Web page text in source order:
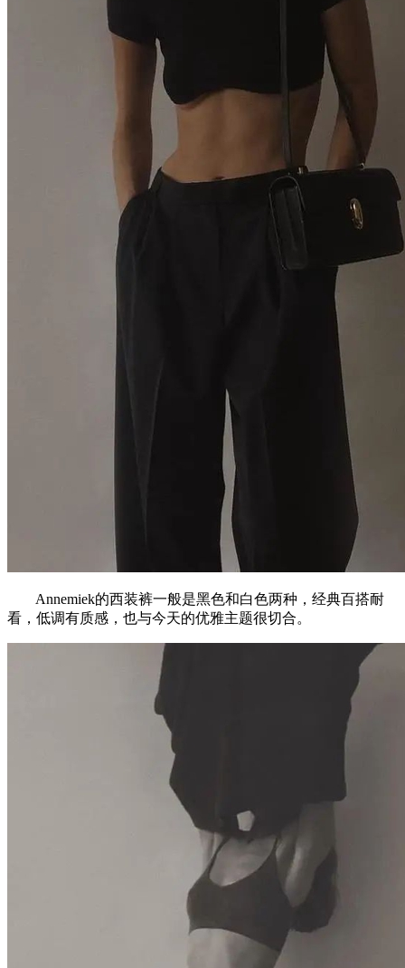
Annemiek的西装裤一般是黑色和白色两种，经典百搭耐
看，低调有质感，也与今天的优雅主题很切合。